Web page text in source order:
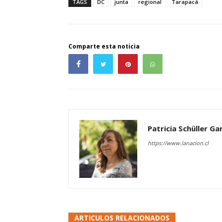
TAGS
DC junta regional Tarapacá
Comparte esta noticia
Patricia Schüller
https://www.lanacion.cl
ARTICULOS RELACIONADOS